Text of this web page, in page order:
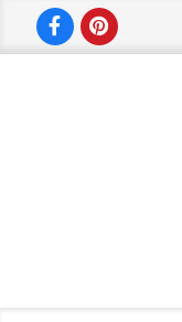
Перейти